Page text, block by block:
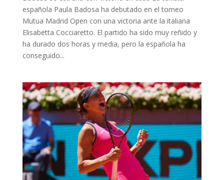
española Paula Badosa ha debutado en el torneo
Mutua Madrid Open con una victoria ante la italiana
Elisabetta Cocciaretto. El partido ha sido muy reñido y
ha durado dos horas y media, pero la española ha
conseguido...